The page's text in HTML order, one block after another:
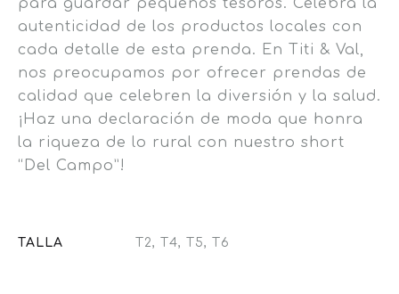
para guardar pequeños tesoros. Celebra la
autenticidad de los productos locales con
cada detalle de esta prenda. En Titi & Val,
nos preocupamos por ofrecer prendas de
calidad que celebren la diversión y la salud.
¡Haz una declaración de moda que honra
la riqueza de lo rural con nuestro short
“Del Campo”!
TALLA T2, T4, T5, T6